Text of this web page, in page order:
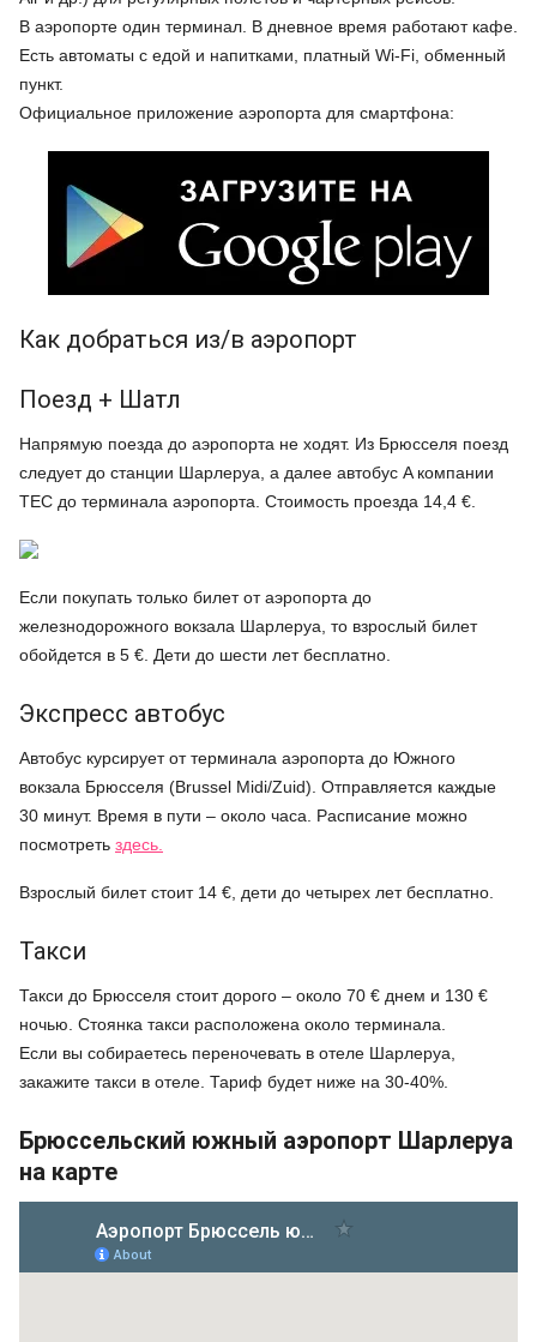
В аэропорте один терминал. В дневное время работают кафе.
Есть автоматы с едой и напитками, платный Wi-Fi, обменный
пункт.
Официальное приложение аэропорта для смартфона:
Как добраться из/в аэропорт
Поезд + Шатл
Напрямую поезда до аэропорта не ходят. Из Брюсселя поезд
следует до станции Шарлеруа, а далее автобус A компании
TEC до терминала аэропорта. Стоимость проезда 14,4 €.
Если покупать только билет от аэропорта до
железнодорожного вокзала Шарлеруа, то взрослый билет
обойдется в 5 €. Дети до шести лет бесплатно.
Экспресс автобус
Автобус курсирует от терминала аэропорта до Южного
вокзала Брюсселя (Brussel Midi/Zuid). Отправляется каждые
30 минут. Время в пути – около часа. Расписание можно
посмотреть здесь.
Взрослый билет стоит 14 €, дети до четырех лет бесплатно.
Такси
Такси до Брюсселя стоит дорого – около 70 € днем и 130 €
ночью. Стоянка такси расположена около терминала.
Если вы собираетесь переночевать в отеле Шарлеруа,
закажите такси в отеле. Тариф будет ниже на 30-40%.
Брюссельский южный аэропорт Шарлеруа
на карте